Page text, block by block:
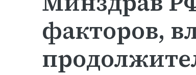
факторов,